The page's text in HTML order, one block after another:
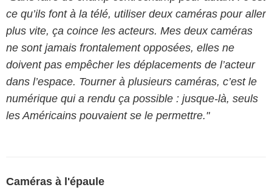
ce qu’ils font à la télé, utiliser deux caméras pour aller
plus vite, ça coince les acteurs. Mes deux caméras
ne sont jamais frontalement opposées, elles ne
doivent pas empêcher les déplacements de l’acteur
dans l’espace. Tourner à plusieurs caméras, c’est le
numérique qui a rendu ça possible : jusque-là, seuls
les Américains pouvaient se le permettre."
Caméras à l'épaule